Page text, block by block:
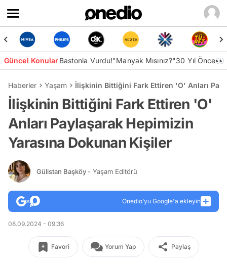
Güncel KonularBastonla Vurdu!"Manyak Mısınız?"30 Yıl Önce👀
Haberler Yaşam İlişkinin Bittiğini Fark Ettiren 'O' Anları
İlişkinin Bittiğini Fark Ettiren 'O'
Anları Paylaşarak Hepimizin
Yarasına Dokunan Kişiler
Gülistan Başköy - Yaşam Editörü
Onedio’yu Google'a ekleyin
08.09.2024 - 09:36
Favori Yorum Yap Paylaş